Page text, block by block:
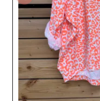
valiosa para
oferta e conquistar uma
nossa plataforma B2B,
podem enriquecer o seu
posição no mercado.